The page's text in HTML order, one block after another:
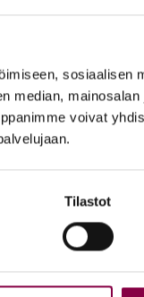
sosiaalisen
median,
voivat
Tilastot
Iloi­set var­paat
kyl­py­hiu­ta­leet 500 g
17,90€